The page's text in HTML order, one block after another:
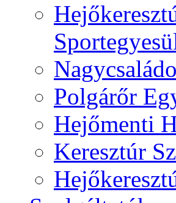
Polgárőr
Hejőmenti
Keresztúr